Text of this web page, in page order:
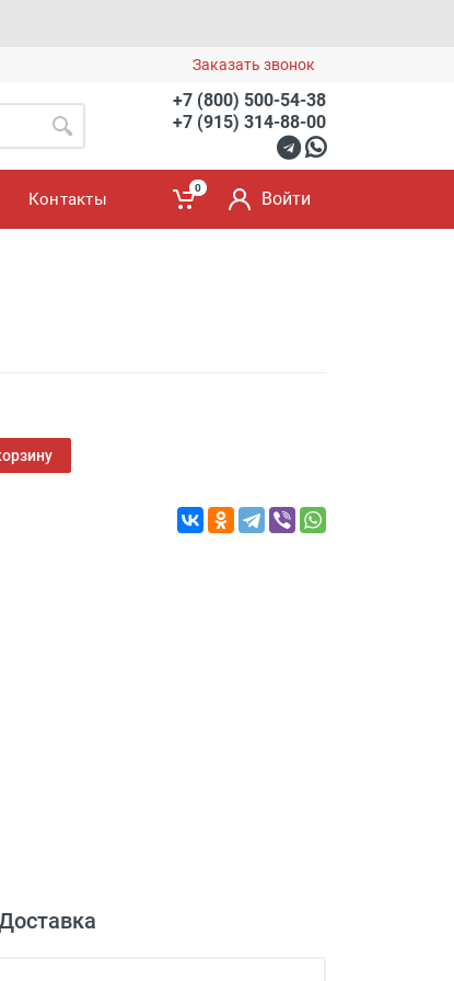
Заказать звонок
+7 (800) 500-54-38
+7 (915) 314-88-00
Контакты
0
Войти